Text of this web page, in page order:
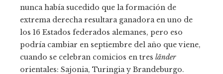
nunca había sucedido que la formación de
extrema derecha resultara ganadora en uno de
los 16 Estados federados alemanes, pero eso
podría cambiar en septiembre del año que viene,
cuando se celebran comicios en tres länder
orientales: Sajonia, Turingia y Brandeburgo.